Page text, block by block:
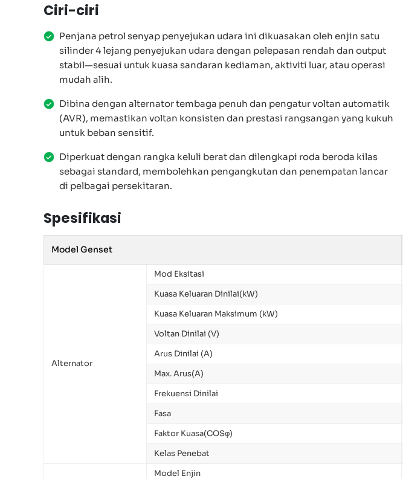
Ciri-ciri
Penjana petrol senyap penyejukan udara ini dikuasakan oleh enjin satu
silinder 4 lejang penyejukan udara dengan pelepasan rendah dan output
stabil—sesuai untuk kuasa sandaran kediaman, aktiviti luar, atau operasi
mudah alih.
Dibina dengan alternator tembaga penuh dan pengatur voltan automatik
(AVR), memastikan voltan konsisten dan prestasi rangsangan yang kukuh
untuk beban sensitif.
Diperkuat dengan rangka keluli berat dan dilengkapi roda beroda kilas
sebagai standard, membolehkan pengangkutan dan penempatan lancar
di pelbagai persekitaran.
Spesifikasi
Model Genset
Alternator
Mod Eksitasi
Kuasa Keluaran Dinilai(kW)
Kuasa Keluaran Maksimum (kW)
Voltan Dinilai (V)
Arus Dinilai (A)
Max. Arus(A)
Frekuensi Dinilai
Fasa
Faktor Kuasa(COSφ)
Kelas Penebat
Model Enjin